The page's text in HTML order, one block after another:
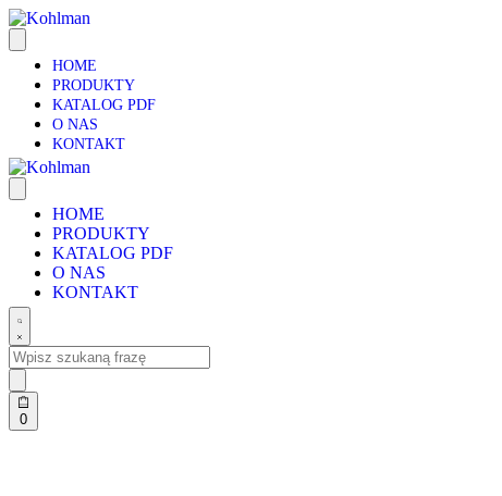
HOME
PRODUKTY
KATALOG PDF
O NAS
KONTAKT
HOME
PRODUKTY
KATALOG PDF
O NAS
KONTAKT
0